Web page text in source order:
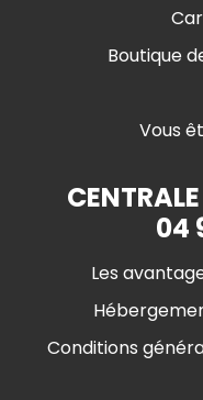
Boutique
Vous
04
Les
Conditions